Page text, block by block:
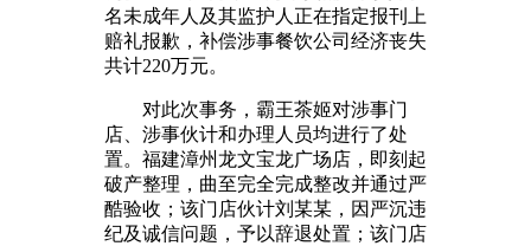
名未成年人及其监护人正在指定报刊上
赔礼报歉，补偿涉事餐饮公司经济丧失
共计220万元。
对此次事务，霸王茶姬对涉事门
店、涉事伙计和办理人员均进行了处
置。福建漳州龙文宝龙广场店，即刻起
破产整理，曲至完全完成整改并通过严
酷验收；该门店伙计刘某某，因严沉违
纪及诚信问题，予以辞退处置；该门店